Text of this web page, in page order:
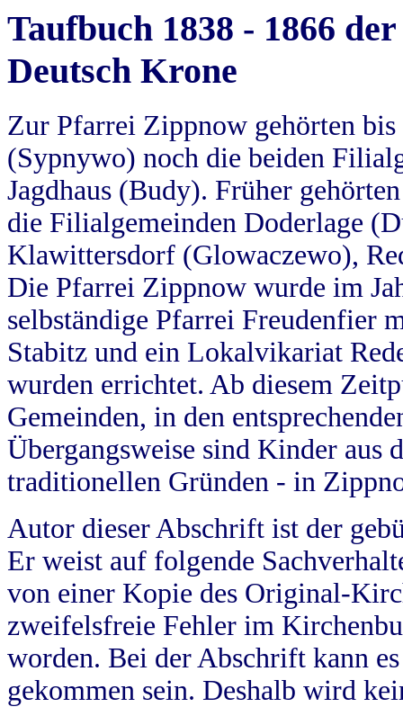
Taufbuch 1838 - 1866
Deutsch Krone
Zur Pfarrei Zippnow gehörten
(Sypnywo) noch die beiden
Jagdhaus (Budy). Früher
die Filialgemeinden Doderlage
Klawittersdorf (Glowaczewo),
Die Pfarrei Zippnow wurde im
selbständige Pfarrei Freudenfier
Stabitz und ein Lokalvikariat
wurden errichtet. Ab diesem
Gemeinden, in den
Übergangsweise sind Kinder aus
traditionellen Gründen - in
Autor dieser Abschrift ist der
Er weist auf folgende
von einer Kopie des Original-
zweifelsfreie Fehler im
worden. Bei der Abschrift kann
gekommen sein. Deshalb wird